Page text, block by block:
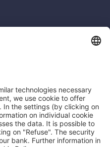
Reclami ricorsi e
conciliazione
Arbitro Controversie
Finanziarie